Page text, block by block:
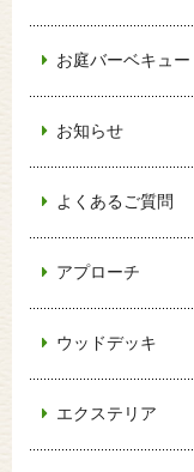
お庭バーベキュー
お知らせ
よくあるご質問
アプローチ
ウッドデッキ
エクステリア